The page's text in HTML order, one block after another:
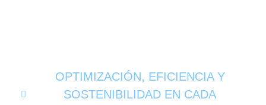
OPTIMIZACIÓN, EFICIENCIA Y
SOSTENIBILIDAD EN CADA